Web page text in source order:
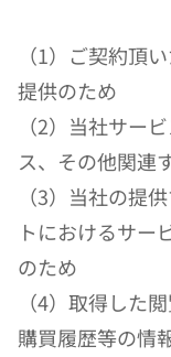
（1）ご契約頂
提供のため
（2）当社サー
ス、その他関連
（3）当社の提
トにおけるサー
のため
（4）取得した
購買履歴等の情